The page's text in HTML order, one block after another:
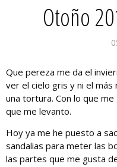
Otoño
Que pereza me da el
ver el cielo gris y ni el
una tortura. Con lo que
que me levanto.
Hoy ya me he puesto a
sandalias para meter las
las partes que me gusta